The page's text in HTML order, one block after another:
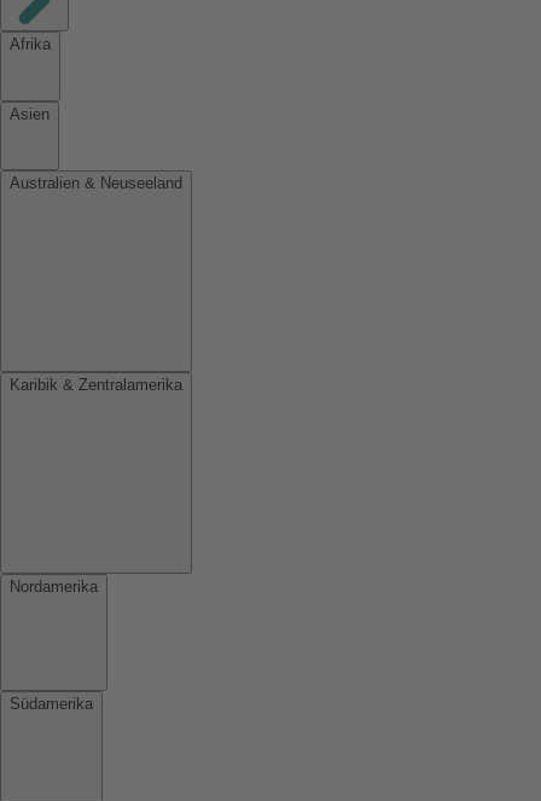
Afrika
Asien
Australien & Neuseeland
Karibik & Zentralamerika
Nordamerika
Südamerika